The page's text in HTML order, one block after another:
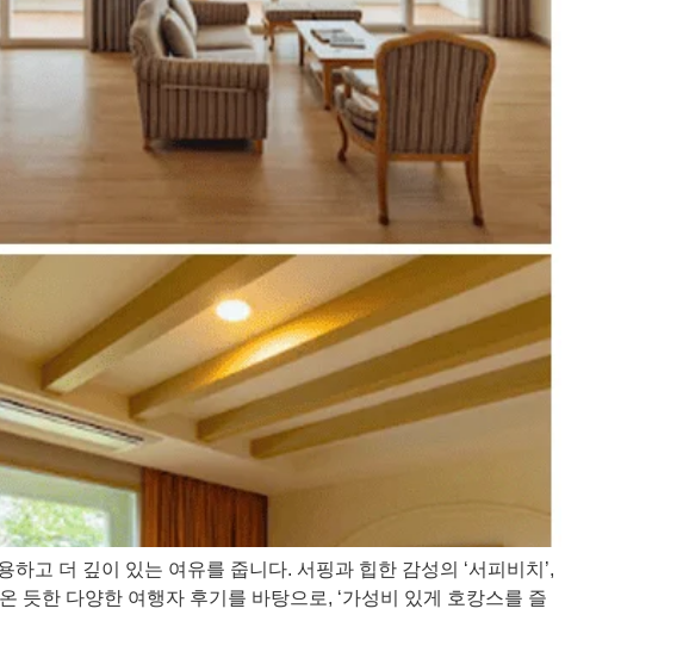
고 더 깊이 있는 여유를 줍니다. 서핑과 힙한 감성의 ‘서피비치’,
듯한 다양한 여행자 후기를 바탕으로, ‘가성비 있게 호캉스를 즐